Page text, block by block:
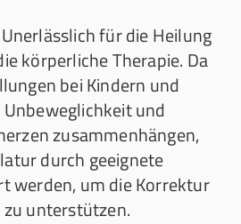
Unerlässlich für die Heilung
körperliche Therapie. Da
bei Kindern und
und
zusammenhängen,
durch geeignete
werden, um die Korrektur
unterstützen.